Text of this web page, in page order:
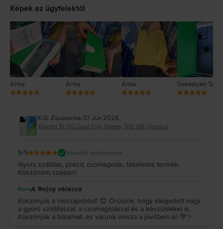
2
1
Képek az ügyfelektől
Anita Anita Anita Sebestyén
K-G. Zsuzsanna,07 Jun 2026
Xiaomi 15 5G Dual Sim, Green, 512 GB, Újszerű
5/5 Vásárlói vélemények
Gyors szállítás, precíz csomagolás, tökéletes termék.
Köszönöm szépen!
A Rejoy válasza
Köszönjük a visszajelzést! 😊 Örülünk, hogy elégedett vagy
a gyors szállítással, a csomagolással és a készülékkel is.
Köszönjük a bizalmat, és várunk vissza a jövőben is! 💚✨